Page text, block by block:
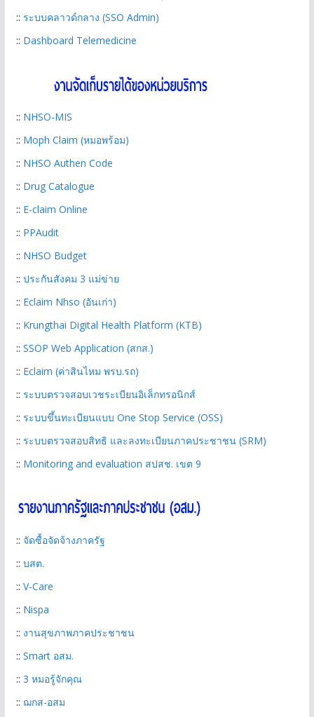
:: ระบบคลาวด์กลาง (SSO Admin)
:: Dashboard Telemedicine
:: NHSO-MIS
:: Moph Claim (หมอพร้อม)
:: NHSO Authen Code
:: Drug Catalogue
:: E-claim Online
:: PPAudit
:: NHSO Budget
:: ประกันสังคม 3 แม่ข่าย
:: Eclaim Nhso (อันเก่า)
:: Krungthai Digital Health Platform (KTB)
:: SSOP Web Application (สกส.)
:: Eclaim (ค่าสินไหม พรบ.รถ)
:: ระบบตรวจสอบเวชระเบียนอิเล็กทรอนิกส์
:: ระบบขึ้นทะเบียนแบบ One Stop Service (OSS)
:: ระบบตรวจสอบสิทธิ และลงทะเบียนภาคประชาชน (SRM)
:: Monitoring and evaluation สปสช. เขต 9
:: จัดซื้อจัดจ้างภาครัฐ
:: บสต.
:: V-Care
:: Nispa
:: งานสุขภาพภาคประชาชน
:: Smart อสม.
:: 3 หมอรู้จักคุณ
:: ฌกส-อสม